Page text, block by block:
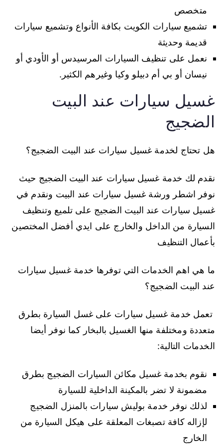
متخصص
تشميع سيارات الكويت بكافة الأنواع وتشميع سيارات
قديمة وحديثة
نعمل على تنظيف السيارات المرسيدس أو الأودي أو
نيسان أو بي أم دبيلو وكيا وغيرهم الكثير.
غسيل سيارات عند البيت
الضجيج
هل تحتاج لخدمة غسيل سيارات عند البيت الضجيج؟
نقدم لك خدمة غسيل سيارات عند البيت الضجيج حيث
نوفر اشطر ورشة غسيل سيارات عند البيت ونقدم في
غسيل سيارات عند البيت الضجيج على تلميع وتنظيف
السيارة من الداخل والخارج على ايدي أفضل المختصين
بأعمال التنظيف
ما هي اهم الخدمات التي توفرها خدمة غسيل سيارات
عند البيت الضجيج؟
تعمل خدمة غسيل سيارات على غسل السيارة بطرق
متعددة ومختلفة منها الغسيل بالبخار كما نوفر أيضا
الخدمات التالية:
نقوم بخدمة غسيل مكائن السيارات الضجيج بطرق
مضمونة لا تضر بالمكينة الداخلية للسيارة
لذلك نوفر خدمة بوليش سيارات بالمنزل الضجيج
لإزاله كافة تصبغات المعلقة على هيكل السيارة من
الخارج